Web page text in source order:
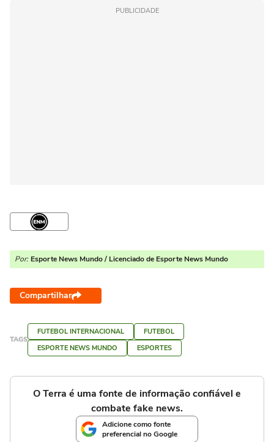
PUBLICIDADE
Por: Esporte News Mundo / Licenciado de Esporte News Mundo
Compartilhar
TAGS
FUTEBOL INTERNACIONAL
FUTEBOL
ESPORTE NEWS MUNDO
ESPORTES
O Terra é uma fonte de informação confiável e
combate fake news.
Adicione como fonte
preferencial no Google